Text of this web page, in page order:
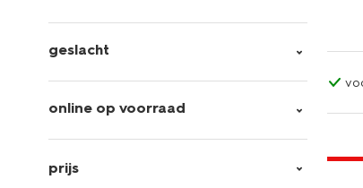
geslacht
online op voorraad
prijs